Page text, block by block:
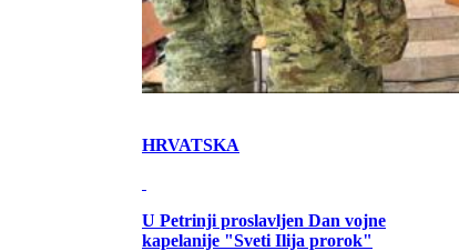
HRVATSKA
U Petrinji proslavljen Dan vojne
kapelanije "Sveti Ilija prorok"